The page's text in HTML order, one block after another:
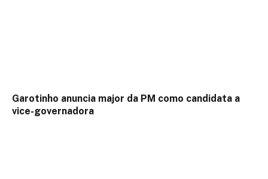
Garotinho anuncia major da PM como candidata a
vice-governadora